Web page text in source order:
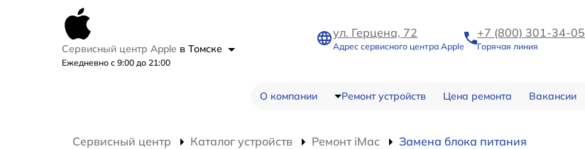
Сервисный центр Apple в Томске
Ежедневно с 9:00 до 21:00
ул. Герцена, 72
Адрес сервисного центра Apple
+7 (800) 301-34-05
Горячая линия
О компании Ремонт устройств Цена ремонта Вакансии
Сервисный центр Каталог устройств Ремонт iMac Замена блока питания